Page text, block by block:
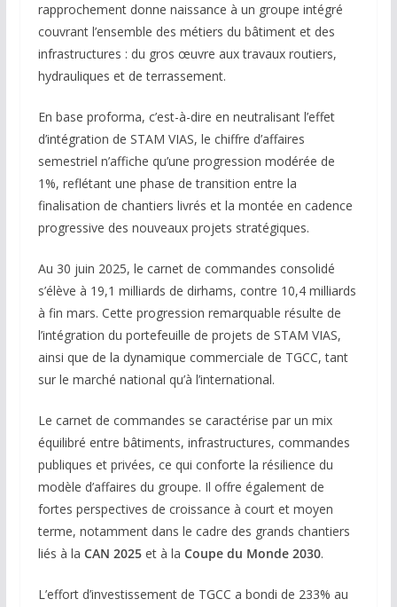
rapprochement donne naissance à un groupe intégré
couvrant l’ensemble des métiers du bâtiment et des
infrastructures : du gros œuvre aux travaux routiers,
hydrauliques et de terrassement.
En base proforma, c’est-à-dire en neutralisant l’effet
d’intégration de STAM VIAS, le chiffre d’affaires
semestriel n’affiche qu’une progression modérée de
1%, reflétant une phase de transition entre la
finalisation de chantiers livrés et la montée en cadence
progressive des nouveaux projets stratégiques.
Au 30 juin 2025, le carnet de commandes consolidé
s’élève à 19,1 milliards de dirhams, contre 10,4 milliards
à fin mars. Cette progression remarquable résulte de
l’intégration du portefeuille de projets de STAM VIAS,
ainsi que de la dynamique commerciale de TGCC, tant
sur le marché national qu’à l’international.
Le carnet de commandes se caractérise par un mix
équilibré entre bâtiments, infrastructures, commandes
publiques et privées, ce qui conforte la résilience du
modèle d’affaires du groupe. Il offre également de
fortes perspectives de croissance à court et moyen
terme, notamment dans le cadre des grands chantiers
liés à la CAN 2025et à la Coupe du Monde 2030.
L’effort d’investissement de TGCC a bondi de 233% au